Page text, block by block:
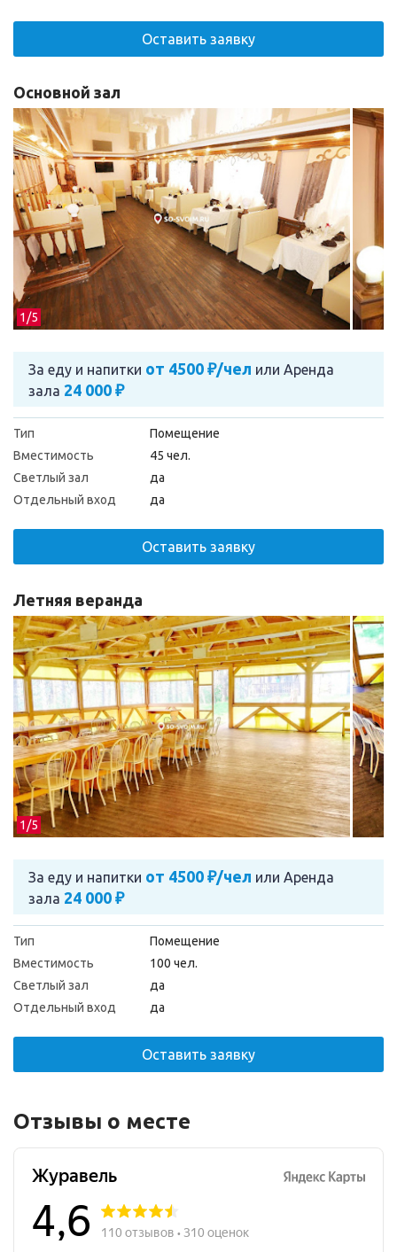
Оставить заявку
1/5
Основной зал
За еду и напитки от 4500 ₽/чел или Аренда
зала 24 000 ₽
Тип
Помещение
Вместимость
45 чел.
Светлый зал
да
Отдельный вход
да
Оставить заявку
1/5
Летняя веранда
За еду и напитки от 4500 ₽/чел или Аренда
зала 24 000 ₽
Тип
Помещение
Вместимость
100 чел.
Светлый зал
да
Отдельный вход
да
Оставить заявку
Отзывы о месте